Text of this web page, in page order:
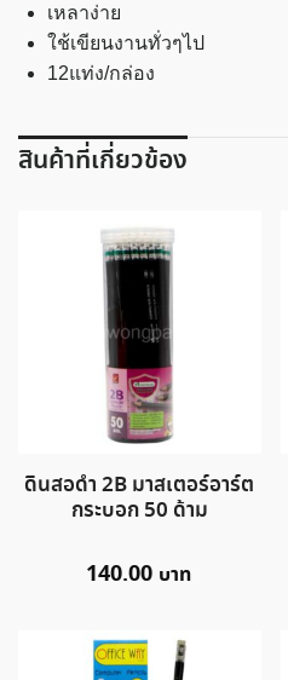
เหลาง่าย
ใช้เขียนงานทั่วๆไป
12แท่ง/กล่อง
สินค้าที่เกี่ยวข้อง
ดินสอดำ 2B มาสเตอร์อาร์ต
กระบอก 50 ด้าม
140.00